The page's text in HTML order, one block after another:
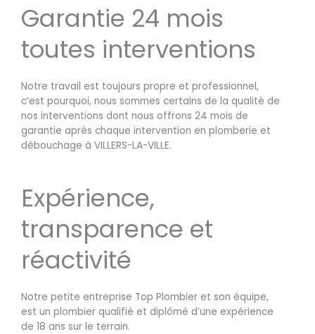
Garantie 24 mois
toutes interventions
Notre travail est toujours propre et professionnel,
c’est pourquoi, nous sommes certains de la qualité de
nos interventions dont nous offrons 24 mois de
garantie après chaque intervention en plomberie et
débouchage à VILLERS-LA-VILLE.
Expérience,
transparence et
réactivité
Notre petite entreprise Top Plombier et son équipe,
est un plombier qualifié et diplômé d’une expérience
de 18 ans sur le terrain.